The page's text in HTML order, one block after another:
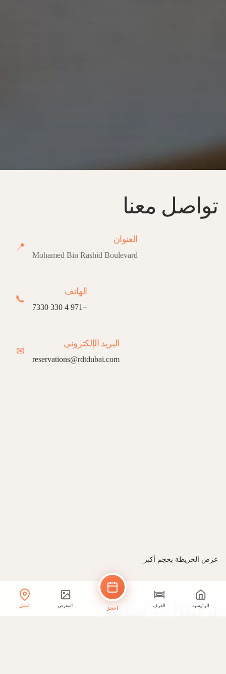
تواصل معنا
📍
العنوان
Mohamed Bin Rashid Boulevard
📞
الهاتف
+971 4 330 7330
✉
البريد الإلكتروني
reservations@rdtdubai.com
عرض الخريطة بحجم أكبر
إرسال رسالة
الرئيسية الغرف احجز المعرض اتصل